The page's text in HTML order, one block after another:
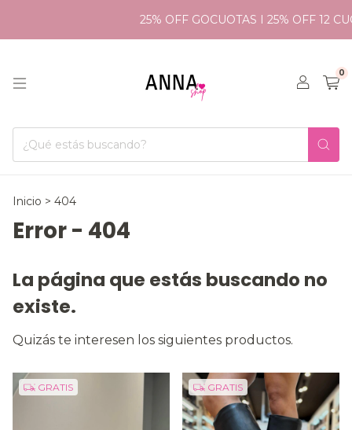
25% OFF GOCUOTAS I 25% OFF 12
0
Inicio > 404
Error - 404
La página que estás buscando no
existe.
Quizás te interesen los siguientes productos.
GRATIS GRATIS